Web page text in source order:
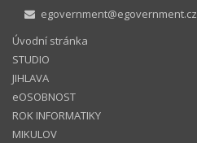
egovernment@egovernment.cz
Úvodní stránka
STUDIO
JIHLAVA
eOSOBNOST
ROK INFORMATIKY
MIKULOV